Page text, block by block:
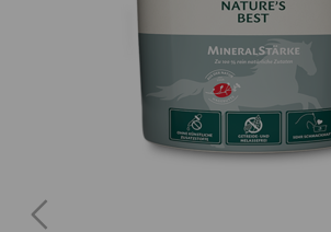
Previous